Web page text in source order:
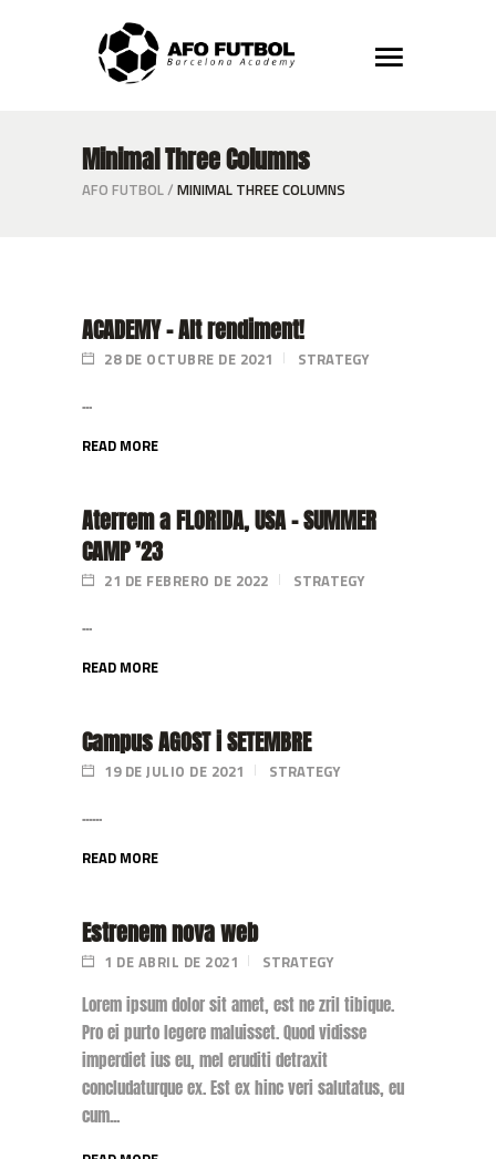
Minimal Three Columns
AFO FUTBOL/ MINIMAL THREE COLUMNS
ACADEMY – Alt rendiment!
28 DE OCTUBRE DE 2021 STRATEGY
...
READ MORE
Aterrem a FLORIDA, USA – SUMMER
CAMP ’23
21 DE FEBRERO DE 2022 STRATEGY
...
READ MORE
Campus AGOST i SETEMBRE
19 DE JULIO DE 2021 STRATEGY
......
READ MORE
Estrenem nova web
1 DE ABRIL DE 2021 STRATEGY
Lorem ipsum dolor sit amet, est ne zril tibique.
Pro ei purto legere maluisset. Quod vidisse
imperdiet ius eu, mel eruditi detraxit
concludaturque ex. Est ex hinc veri salutatus, eu
cum...